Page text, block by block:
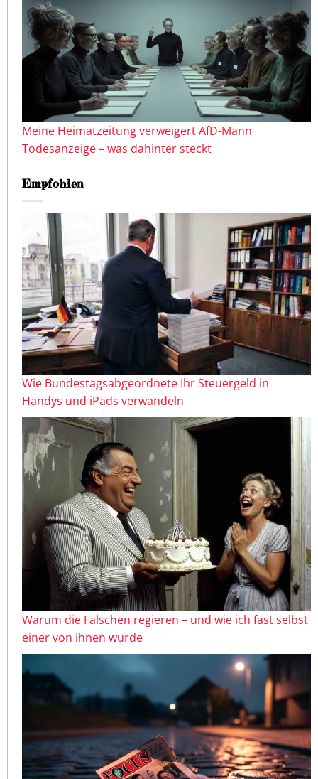
Meine Heimatzeitung verweigert AfD-Mann
Todesanzeige – was dahinter steckt
Empfohlen
Wie Bundestagsabgeordnete Ihr Steuergeld in
Handys und iPads verwandeln
Warum die Falschen regieren – und wie ich fast selbst
einer von ihnen wurde